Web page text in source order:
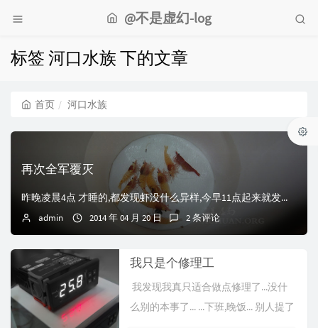
@不是虚幻-log
标签 河口水族 下的文章
首页 河口水族
再次全军覆灭
昨晚凌晨4点 才睡的,都发现虾没什么异样,今早11点起来就发现缸里的水体浑浊,水晶基本全军覆灭... ...本来说这一批已经是最后折腾的一批虾了.但心不甘...
admin 2014 年 04 月 20 日 2 条评论
我只是个修理工
我发现我真只适合做点修理了...没什
么别的本事了... ...下班,晚饭... 别人提了